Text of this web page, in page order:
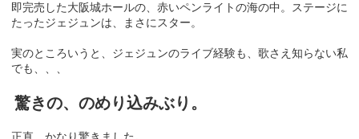
即完売した大阪城ホールの、赤いペンライトの海の中。ステージに
たったジェジュンは、まさにスター。
実のところいうと、ジェジュンのライブ経験も、歌さえ知らない私
でも、、、
驚きの、のめり込みぶり。